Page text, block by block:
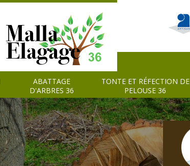
ABATTAGE
D'ARBRES 36
TONTE ET RÉFECTION DE
PELOUSE 36